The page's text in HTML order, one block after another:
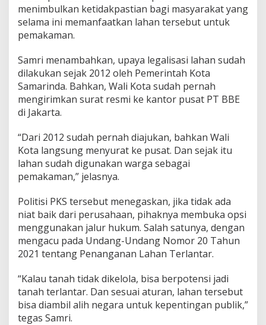
menimbulkan ketidakpastian bagi masyarakat yang
selama ini memanfaatkan lahan tersebut untuk
pemakaman.
Samri menambahkan, upaya legalisasi lahan sudah
dilakukan sejak 2012 oleh Pemerintah Kota
Samarinda. Bahkan, Wali Kota sudah pernah
mengirimkan surat resmi ke kantor pusat PT BBE
di Jakarta.
“Dari 2012 sudah pernah diajukan, bahkan Wali
Kota langsung menyurat ke pusat. Dan sejak itu
lahan sudah digunakan warga sebagai
pemakaman,” jelasnya.
Politisi PKS tersebut menegaskan, jika tidak ada
niat baik dari perusahaan, pihaknya membuka opsi
menggunakan jalur hukum. Salah satunya, dengan
mengacu pada Undang-Undang Nomor 20 Tahun
2021 tentang Penanganan Lahan Terlantar.
“Kalau tanah tidak dikelola, bisa berpotensi jadi
tanah terlantar. Dan sesuai aturan, lahan tersebut
bisa diambil alih negara untuk kepentingan publik,”
tegas Samri.